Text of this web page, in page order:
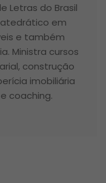
Letras do Brasil
em
e também
Ministra cursos
construção
imobiliária
coaching.